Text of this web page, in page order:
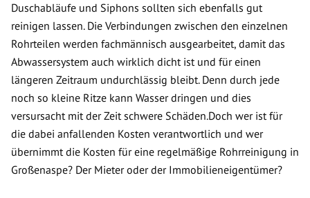
Duschabläufe und Siphons sollten sich ebenfalls gut
reinigen lassen. Die Verbindungen zwischen den einzelnen
Rohrteilen werden fachmännisch ausgearbeitet, damit das
Abwassersystem auch wirklich dicht ist und für einen
längeren Zeitraum undurchlässig bleibt. Denn durch jede
noch so kleine Ritze kann Wasser dringen und dies
versursacht mit der Zeit schwere Schäden.Doch wer ist für
die dabei anfallenden Kosten verantwortlich und wer
übernimmt die Kosten für eine regelmäßige Rohrreinigung in
Großenaspe? Der Mieter oder der Immobilieneigentümer?